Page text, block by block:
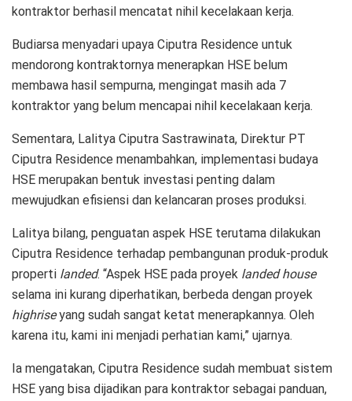
kontraktor berhasil mencatat nihil kecelakaan kerja.
Budiarsa menyadari upaya Ciputra Residence untuk
mendorong kontraktornya menerapkan HSE belum
membawa hasil sempurna, mengingat masih ada 7
kontraktor yang belum mencapai nihil kecelakaan kerja.
Sementara, Lalitya Ciputra Sastrawinata, Direktur PT
Ciputra Residence menambahkan, implementasi budaya
HSE merupakan bentuk investasi penting dalam
mewujudkan efisiensi dan kelancaran proses produksi.
Lalitya bilang, penguatan aspek HSE terutama dilakukan
Ciputra Residence terhadap pembangunan produk-produk
properti landed. “Aspek HSE pada proyek landed house
selama ini kurang diperhatikan, berbeda dengan proyek
highriseyang sudah sangat ketat menerapkannya. Oleh
karena itu, kami ini menjadi perhatian kami,” ujarnya.
Ia mengatakan, Ciputra Residence sudah membuat sistem
HSE yang bisa dijadikan para kontraktor sebagai panduan,